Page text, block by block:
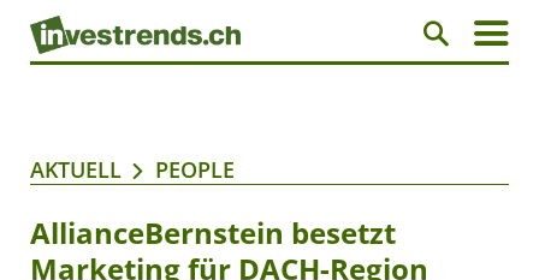
AKTUELL PEOPLE
AllianceBernstein besetzt
Marketing für DACH-Region